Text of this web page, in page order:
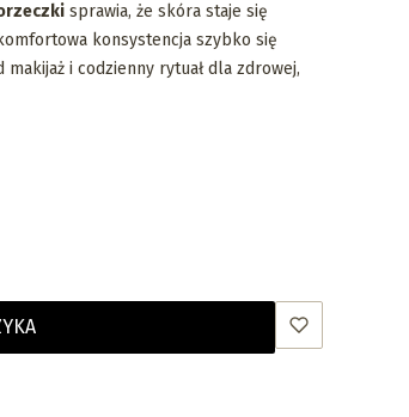
sprawia, że skóra staje się
konsystencja szybko się
i codzienny rytuał dla zdrowej,